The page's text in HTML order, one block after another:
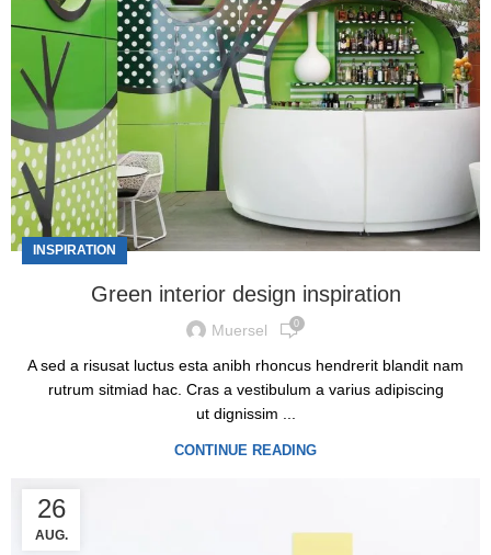
INSPIRATION
Green interior design inspiration
Muersel 0
A sed a risusat luctus esta anibh rhoncus hendrerit blandit nam
rutrum sitmiad hac. Cras a vestibulum a varius adipiscing
ut dignissim ...
CONTINUE READING
26
AUG.